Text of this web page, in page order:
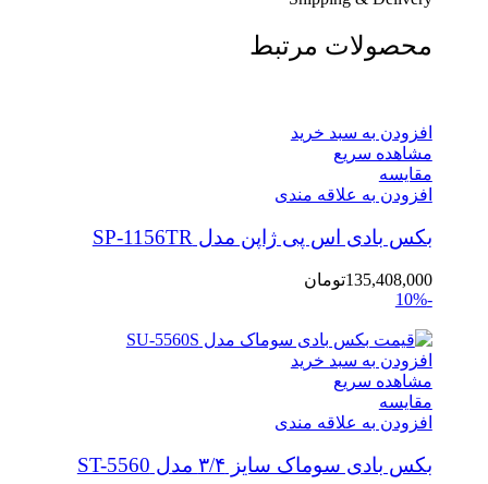
محصولات مرتبط
افزودن به سبد خرید
مشاهده سریع
مقایسه
افزودن به علاقه مندی
بکس بادی اس پی ژاپن مدل SP-1156TR
135,408,000تومان
-10%
افزودن به سبد خرید
مشاهده سریع
مقایسه
افزودن به علاقه مندی
بکس بادی سوماک سایز ۳/۴ مدل ST-5560